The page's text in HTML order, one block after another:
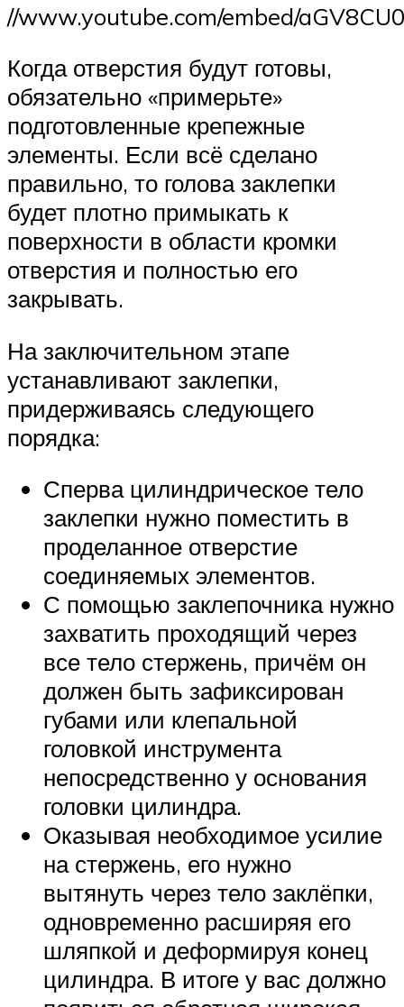
//www.youtube.com/embed/
Когда отверстия будут готовы,
обязательно «примерьте»
подготовленные крепежные
элементы. Если всё сделано
правильно, то голова заклепки
будет плотно примыкать к
поверхности в области кромки
отверстия и полностью его
закрывать.
На заключительном этапе
устанавливают заклепки,
придерживаясь следующего
порядка:
Сперва цилиндрическое тело
заклепки нужно поместить в
проделанное отверстие
соединяемых элементов.
С помощью заклепочника нужно
захватить проходящий через
все тело стержень, причём он
должен быть зафиксирован
губами или клепальной
головкой инструмента
непосредственно у основания
головки цилиндра.
Оказывая необходимое усилие
на стержень, его нужно
вытянуть через тело заклёпки,
одновременно расширяя его
шляпкой и деформируя конец
цилиндра. В итоге у вас должно